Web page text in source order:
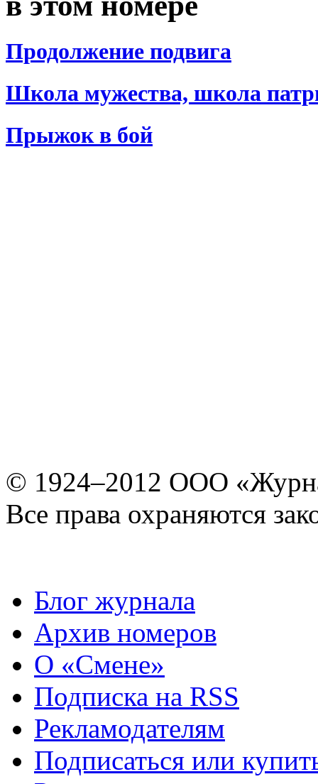
Продолжение подвига
Школа мужества, школа
Прыжок в бой
© 1924–2012 ООО
Все права охраняются
Блог журнала
Архив номеров
О «Смене»
Подписка на RSS
Рекламодателям
Подписаться или